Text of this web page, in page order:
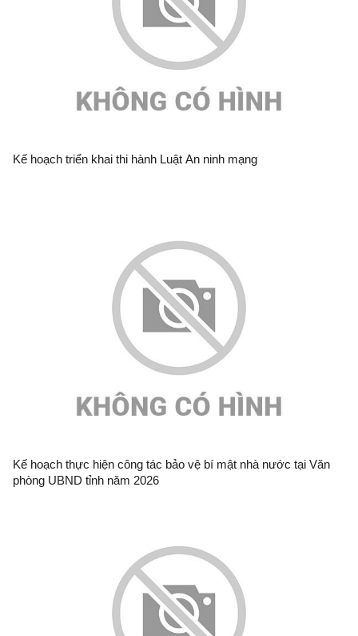
Kế hoạch triển khai thi hành Luật An ninh mạng
Kế hoạch thực hiện công tác bảo vệ bí mật nhà nước tại Văn
phòng UBND tỉnh năm 2026